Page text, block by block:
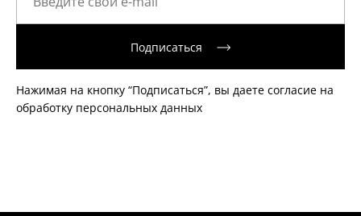
Подписаться
Нажимая на кнопку “Подписаться”, вы даете согласие на
обработку персональных данных